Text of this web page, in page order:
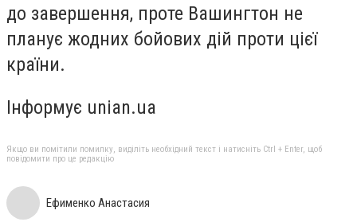
до завершення, проте Вашингтон не
планує жодних бойових дій проти цієї
країни.
Інформує unian.ua
Якщо ви помітили помилку, виділіть необхідний текст і натисніть Ctrl + Enter, щоб
повідомити про це редакцію
Ефименко Анастасия